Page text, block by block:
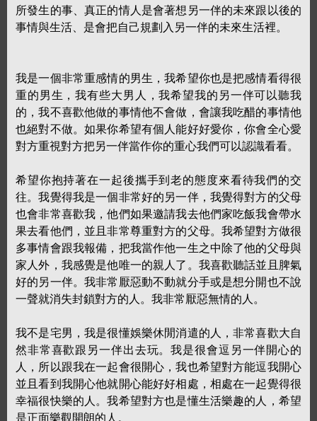
所發生的事、真正的情人是會著想另一伴的未來跟以後的
事情與生活、是會把自己規劃入另一伴的未來生活裡。
我是一個非常重感情的男生，我希望你也是把感情看得很
重的男生，我有些大男人，我希望我的另一伴可以聽我
的，我不喜歡他做的事情他不會做，會讓我吃醋的事情他
也絕對不做。如果你希望有個人能好好愛你，你會全心愛
對方重視對方把另一伴當作你的重心我們可以認識看看。
希望你抱持著在一起後攜手到老的態度來看待我們的交
往。我覺得我是一個非常好的另一伴，我覺得對方的父母
也會非常喜歡我，他們如果邀請我去他們家吃飯我會帶水
果去看他們，並且非常尊重對方的父母。我希望對方做很
多事情會跟我報備，把我當作他一生之中除了他的父母與
家人外，我感覺是他唯一的親人了。我喜歡聽話並且脾氣
好的另一伴。我非常厭惡動不動就分手或是想分開也不說
一聲就消失封鎖對方的人。我非常厭惡無情的人。
我不是宅男，我是很懂娛樂休閒消遣的人，非常喜歡大自
然非常喜歡跟另一伴出去玩。我是很會逗另一伴開心的
人，所以跟我在一起會很開心，我也希望對方能逗我開心
並且看到我開心他就開心能好好相處，相處在一起覺得很
幸福很快樂的人。我希望對方也是懂生活樂趣的人，希望
是正面樂觀開朗的人。